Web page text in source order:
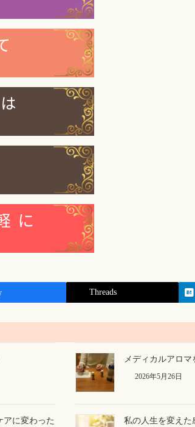
Threads
メディカルアロ
2026年5月26日
アに変わった
私の人生を変え